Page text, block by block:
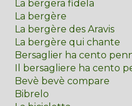
La bërgera fidela
La bergère
La bergère des Aravis
La bergère qui chante
Bersaglier ha cento
Il bersagliere ha cento
Bevè bevè compare
Bibrelo